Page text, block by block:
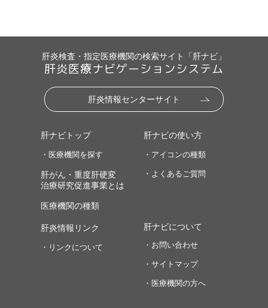
肝炎検査・指定医療機関の検索サイト「肝ナビ」
肝炎医療ナビゲーションシステム
肝炎情報センターサイト
肝ナビトップ
・医療機関を探す
肝がん・重度肝硬変
治療研究促進事業とは
医療機関の種類
肝ナビの使い方
・アイコンの種類
・よくあるご質問
肝炎情報リンク
・リンクについて
肝ナビについて
・お問い合わせ
・サイトマップ
・医療機関の方へ